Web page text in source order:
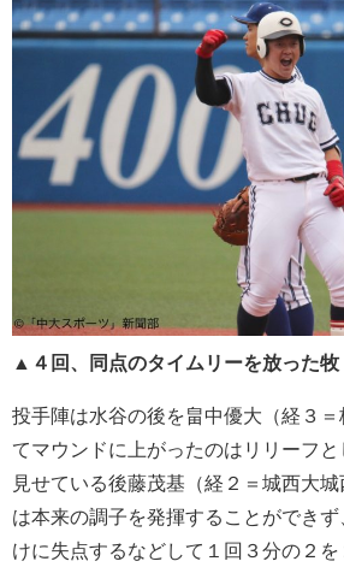
▲４回、同点のタイムリーを放った牧
投手陣は水谷の後を畠中優大（経３
てマウンドに上がったのはリリーフ
見せている後藤茂基（経２＝城西大
は本来の調子を発揮することができ
けに失点するなどして１回３分の２